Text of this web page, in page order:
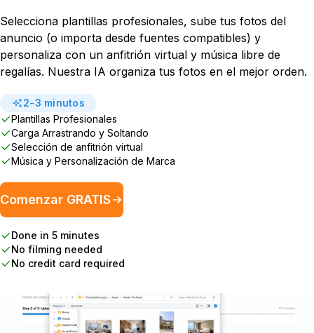
Selecciona plantillas profesionales, sube tus fotos del
anuncio (o importa desde fuentes compatibles) y
personaliza con un anfitrión virtual y música libre de
regalías. Nuestra IA organiza tus fotos en el mejor orden.
2-3 minutos
Plantillas Profesionales
Carga Arrastrando y Soltando
Selección de anfitrión virtual
Música y Personalización de Marca
Comenzar GRATIS
Done in 5 minutes
No filming needed
No credit card required